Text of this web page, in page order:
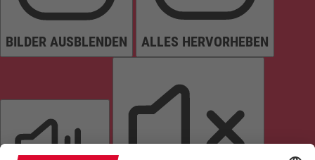
BILDER AUSBLENDEN ALLES HERVORHEBEN